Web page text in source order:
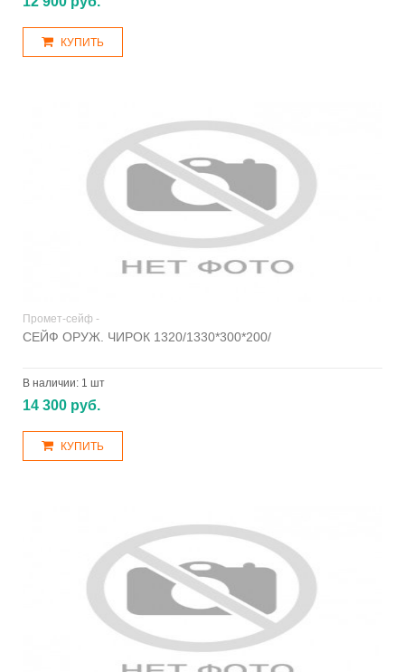
КУПИТЬ
Промет-сейф -
СЕЙФ ОРУЖ. ЧИРОК 1320/1330*300*200/
В наличии: 1 шт
14 300 руб.
КУПИТЬ